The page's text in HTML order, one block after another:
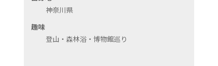
神奈川県
趣味
登山・森林浴・博物館巡り